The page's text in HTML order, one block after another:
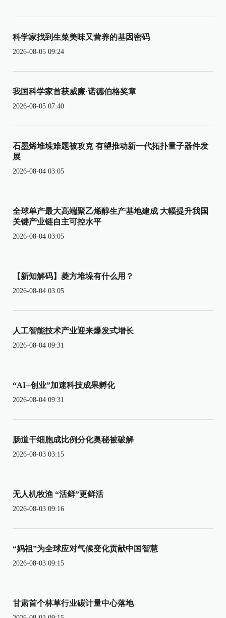
科学家找到生菜美味又营养的基因密码
2026-08-05 09:24
我国科学家首获威廉·诺德伯格奖章
2026-08-05 07:40
石墨烯堆垛难题被攻克 有望推动新一代拓扑量子器件发
展
2026-08-04 03:05
全球单产最大高端聚乙烯醇生产基地建成 大幅提升我国
关键产业链自主可控水平
2026-08-04 03:05
【新知解码】菱方堆垛有什么用？
2026-08-04 03:05
人工智能技术产业迎来爆发式增长
2026-08-04 09:31
“AI+创业”加速科技成果孵化
2026-08-04 09:31
肠道干细胞成比例分化奥秘被破解
2026-08-03 03:15
无人机牧渔 “活鲜”更鲜活
2026-08-03 09:16
“妈祖”为全球应对气候变化贡献中国智慧
2026-08-03 09:15
甘肃首个林草行业碳计量中心落地